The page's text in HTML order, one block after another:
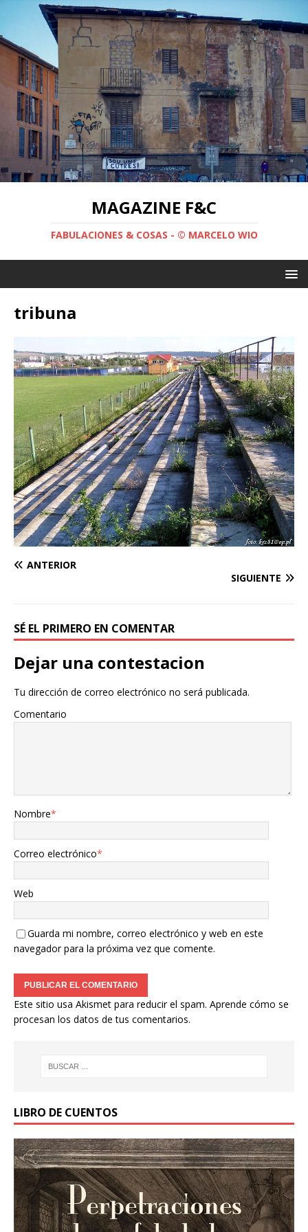
MAGAZINE F&C
FABULACIONES & COSAS - © MARCELO WIO
tribuna
ANTERIOR
SIGUIENTE
SÉ EL PRIMERO EN COMENTAR
Dejar una contestacion
Tu dirección de correo electrónico no será publicada.
Comentario
Nombre*
Correo electrónico*
Web
Guarda mi nombre, correo electrónico y web en este
navegador para la próxima vez que comente.
Este sitio usa Akismet para reducir el spam. Aprende cómo se
procesan los datos de tus comentarios.
LIBRO DE CUENTOS